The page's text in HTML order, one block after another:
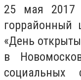
25 мая 2017
горрайонный
«День
в